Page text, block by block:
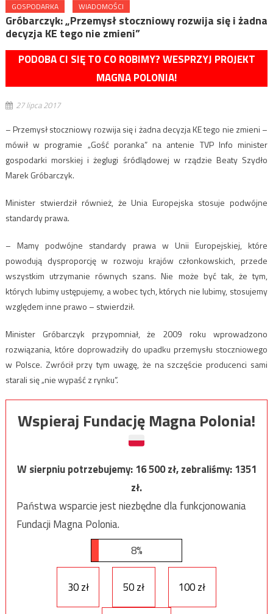
GOSPODARKA WIADOMOŚCI
Gróbarczyk: „Przemysł stoczniowy rozwija się i żadna
decyzja KE tego nie zmieni”
PODOBA CI SIĘ TO CO ROBIMY? WESPRZYJ PROJEKT
MAGNA POLONIA!
27 lipca 2017
– Przemysł stoczniowy rozwija się i żadna decyzja KE tego nie zmieni –
mówił w programie „Gość poranka” na antenie TVP Info minister
gospodarki morskiej i żeglugi śródlądowej w rządzie Beaty Szydło
Marek Gróbarczyk.
Minister stwierdził również, że Unia Europejska stosuje podwójne
standardy prawa.
– Mamy podwójne standardy prawa w Unii Europejskiej, które
powodują dysproporcję w rozwoju krajów członkowskich, przede
wszystkim utrzymanie równych szans. Nie może być tak, że tym,
których lubimy ustępujemy, a wobec tych, których nie lubimy, stosujemy
względem inne prawo – stwierdził.
Minister Gróbarczyk przypomniał, że 2009 roku wprowadzono
rozwiązania, które doprowadziły do upadku przemysłu stoczniowego
w Polsce. Zwrócił przy tym uwagę, że na szczęście producenci sami
starali się „nie wypaść z rynku”.
Wspieraj Fundację Magna Polonia!
W sierpniu potrzebujemy:16 500zł, zebraliśmy:1351
zł.
Państwa wsparcie jest niezbędne dla funkcjonowania
Fundacji Magna Polonia.
8%
30 zł 50 zł 100 zł